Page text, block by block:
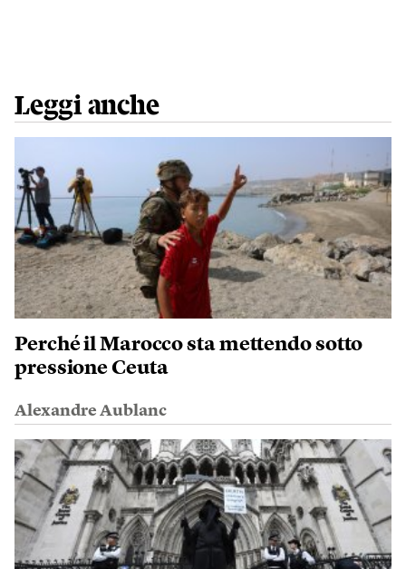
Leggi anche
Perché il Marocco sta mettendo sotto
pressione Ceuta
Alexandre Aublanc